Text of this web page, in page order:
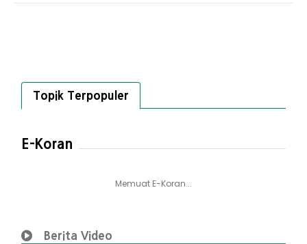
Topik Terpopuler
E-Koran
Memuat E-Koran...
Berita Video